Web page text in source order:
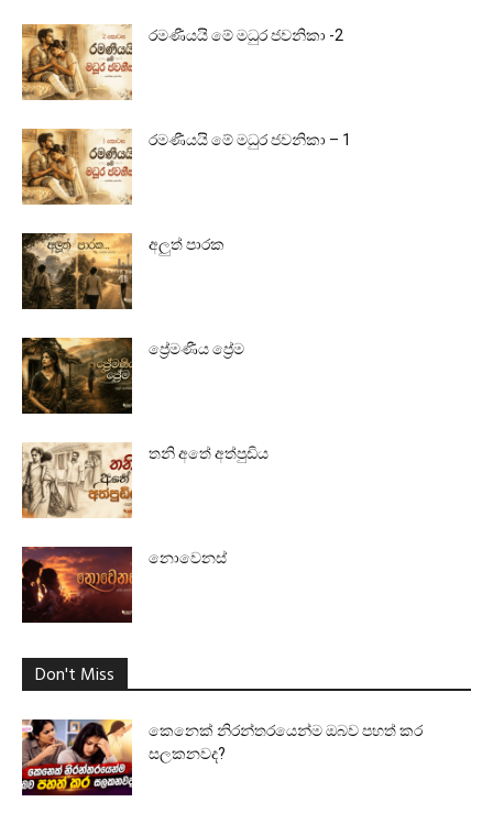
රමණීයයි මේ මධුර ජවනිකා -2
රමණීයයි මේ මධුර ජවනිකා – 1
අලුත් පාරක
ප්‍රේමණීය ප්‍රේම
තනි අතේ අත්පුඩිය
නොවෙනස්
Don't Miss
කෙනෙක් නිරන්තරයෙන්ම ඔබව පහත් කර
සලකනවද?